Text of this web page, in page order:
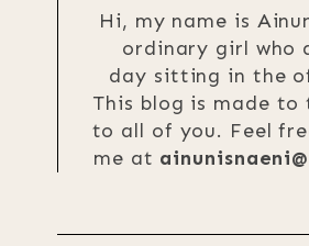
Hi, my name is
ordinary girl who
day sitting in the
This blog is made
to all of you. Feel
me at